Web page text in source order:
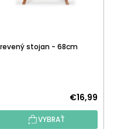
stojan - 68cm
€16,99
VYBRAŤ